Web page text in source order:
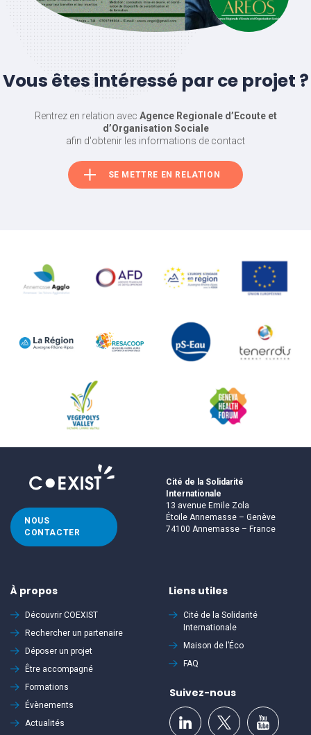
Vous êtes intéressé par ce projet ?
Rentrez en relation avec Agence Regionale d’Ecoute et
d’Organisation Sociale
afin d'obtenir les informations de contact
SE METTRE EN RELATION
NOUS
CONTACTER
Cité de la Solidarité
Internationale
13 avenue Emile Zola
Étoile Annemasse – Genève
74100 Annemasse – France
À propos
Découvrir COEXIST
Rechercher un partenaire
Déposer un projet
Être accompagné
Formations
Évènements
Actualités
Liens utiles
Cité de la Solidarité
Internationale
Maison de l’Éco
FAQ
Suivez-nous